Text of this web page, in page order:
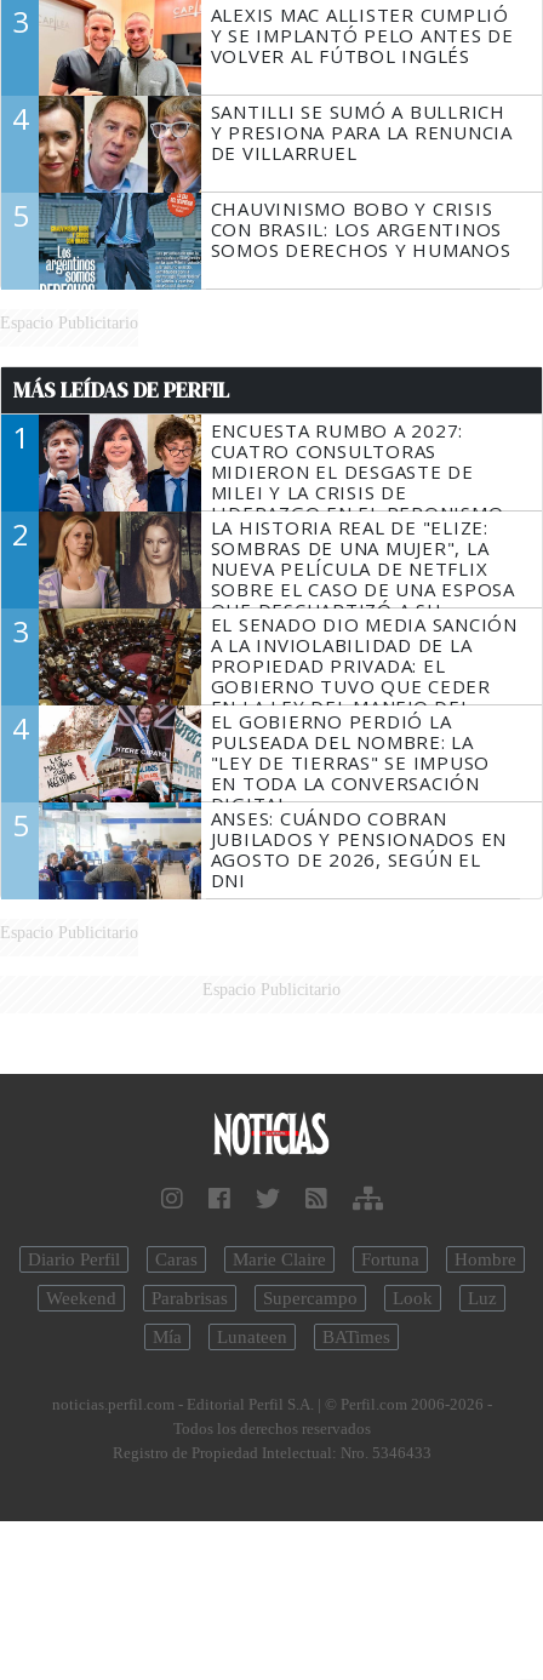
3
ALEXIS MAC ALLISTER CUMPLIÓ
Y SE IMPLANTÓ PELO ANTES DE
VOLVER AL FÚTBOL INGLÉS
4
SANTILLI SE SUMÓ A BULLRICH
Y PRESIONA PARA LA RENUNCIA
DE VILLARRUEL
5
CHAUVINISMO BOBO Y CRISIS
CON BRASIL: LOS ARGENTINOS
SOMOS DERECHOS Y HUMANOS
Espacio Publicitario
MÁS LEÍDAS DE PERFIL
1
ENCUESTA RUMBO A 2027:
CUATRO CONSULTORAS
MIDIERON EL DESGASTE DE
MILEI Y LA CRISIS DE
LIDERAZGO EN EL PERONISMO
2
LA HISTORIA REAL DE "ELIZE:
SOMBRAS DE UNA MUJER", LA
NUEVA PELÍCULA DE NETFLIX
SOBRE EL CASO DE UNA ESPOSA
QUE DESCUARTIZÓ A SU
MARIDO
3
EL SENADO DIO MEDIA SANCIÓN
A LA INVIOLABILIDAD DE LA
PROPIEDAD PRIVADA: EL
GOBIERNO TUVO QUE CEDER
EN LA LEY DEL MANEJO DEL
FUEGO
4
EL GOBIERNO PERDIÓ LA
PULSEADA DEL NOMBRE: LA
"LEY DE TIERRAS" SE IMPUSO
EN TODA LA CONVERSACIÓN
DIGITAL
5
ANSES: CUÁNDO COBRAN
JUBILADOS Y PENSIONADOS EN
AGOSTO DE 2026, SEGÚN EL
DNI
Espacio Publicitario
Espacio Publicitario
Diario Perfil Caras Marie Claire Fortuna
Hombre
Weekend
Parabrisas Supercampo Look
Luz
Mía
Lunateen BATimes
noticias.perfil.com - Editorial Perfil S.A. | © Perfil.com 2006-2026 -
Todos los derechos reservados
Registro de Propiedad Intelectual: Nro. 5346433